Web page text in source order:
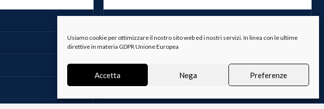
Usiamo cookie per ottimizzare il nostro sito web ed i nostri servizi. In linea con le ultime
direttive in materia GDPR Unione Europea
Accetta Nega Preferenze
Spedizioni
Resi e Recessi
Termini e Condizioni